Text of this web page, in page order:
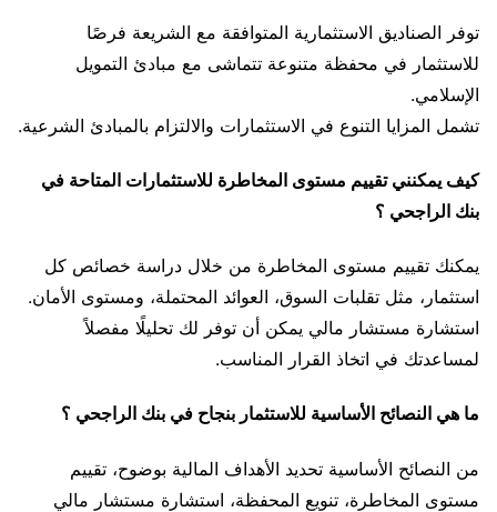
توفر الصناديق الاستثمارية المتوافقة مع الشريعة فرصًا
للاستثمار في محفظة متنوعة تتماشى مع مبادئ التمويل
الإسلامي.
تشمل المزايا التنوع في الاستثمارات والالتزام بالمبادئ الشرعية.
كيف يمكنني تقييم مستوى المخاطرة للاستثمارات المتاحة في
بنك الراجحي ؟
يمكنك تقييم مستوى المخاطرة من خلال دراسة خصائص كل
استثمار، مثل تقلبات السوق، العوائد المحتملة، ومستوى الأمان.
استشارة مستشار مالي يمكن أن توفر لك تحليلًا مفصلاً
لمساعدتك في اتخاذ القرار المناسب.
ما هي النصائح الأساسية للاستثمار بنجاح في بنك الراجحي ؟
من النصائح الأساسية تحديد الأهداف المالية بوضوح، تقييم
مستوى المخاطرة، تنويع المحفظة، استشارة مستشار مالي